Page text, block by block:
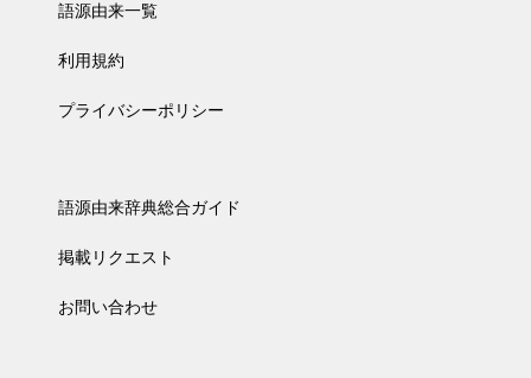
語源由来一覧
利用規約
プライバシーポリシー
語源由来辞典総合ガイド
掲載リクエスト
お問い合わせ